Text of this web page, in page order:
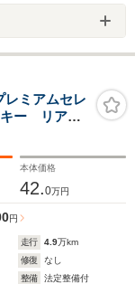
ミアムセレ
ー リアカ
ミュー
止装置 車
本体価格
42.0万円
円
走行 4.9万km
修復
なし
整備
法定整備付